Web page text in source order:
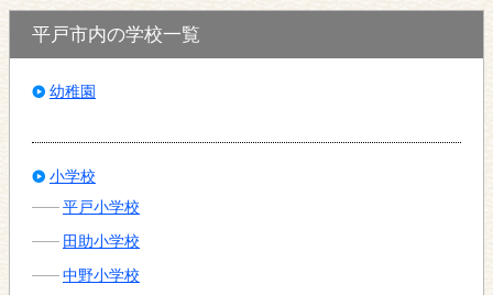
平戸市内の学校一覧
幼稚園
小学校
平戸小学校
田助小学校
中野小学校